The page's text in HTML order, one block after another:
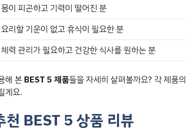
몸이 피곤하고 기력이 떨어진 분
요리할 기운이 없고 휴식이 필요한 분
체력 관리가 필요하고 건강한 식사를 원하는 분
해 본 BEST 5 제품들을 자세히 살펴볼까요? 각 제품의
게요.
천 BEST 5 상품 리뷰